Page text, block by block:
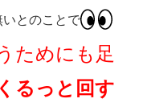
とのことで
ためにも足
るっと回す